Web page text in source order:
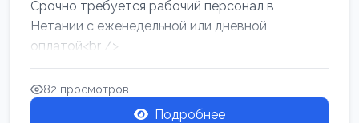
Срочно требуется рабочий персонал в
Нетании с еженедельной или дневной
оплатой<br />
Свежие вакансии в Нетании дл...
82 просмотров
Подробнее